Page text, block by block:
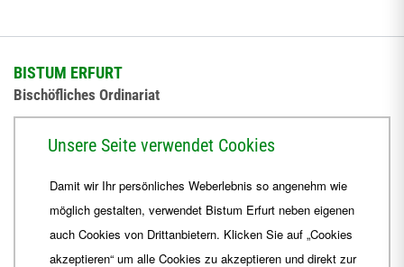
BISTUM ERFURT
Bischöfliches Ordinariat
+49 361 6572-444
ordinariat Bistum-Erfurt.de
Unsere Seite verwendet Cookies
Damit wir Ihr persönliches Weberlebnis so angenehm wie
möglich gestalten, verwendet Bistum Erfurt neben eigenen
auch Cookies von Drittanbietern. Klicken Sie auf „Cookies
akzeptieren“ um alle Cookies zu akzeptieren und direkt zur